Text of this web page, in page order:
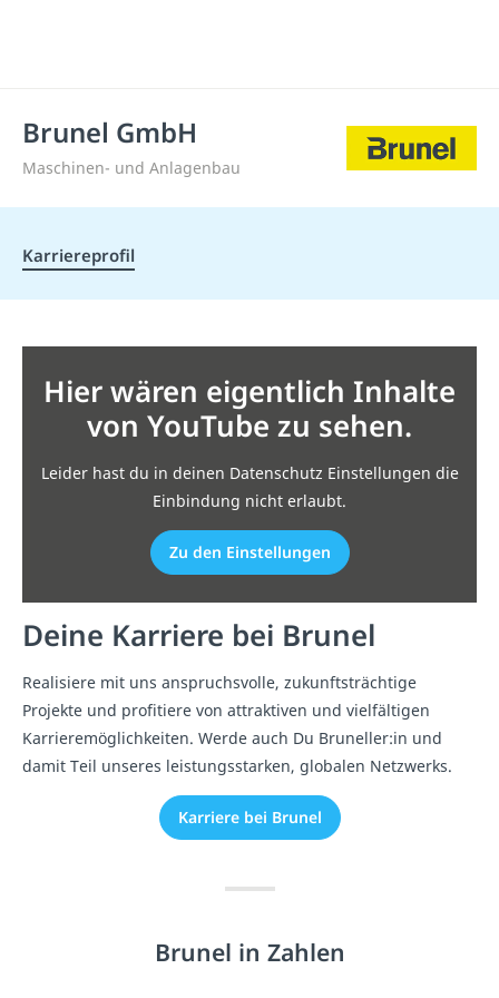
Brunel GmbH
Maschinen- und Anlagenbau
Karriereprofil
Deine Karriere bei Brunel
Realisiere mit uns anspruchsvolle, zukunftsträchtige
Projekte und profitiere von attraktiven und vielfältigen
Karrieremöglichkeiten. Werde auch Du Bruneller:in und
damit Teil unseres leistungsstarken, globalen Netzwerks.
Karriere bei Brunel
Hier wären eigentlich Inhalte
von YouTube zu sehen.
Leider hast du in deinen Datenschutz Einstellungen die
Einbindung nicht erlaubt.
Zu den Einstellungen
Brunel in Zahlen